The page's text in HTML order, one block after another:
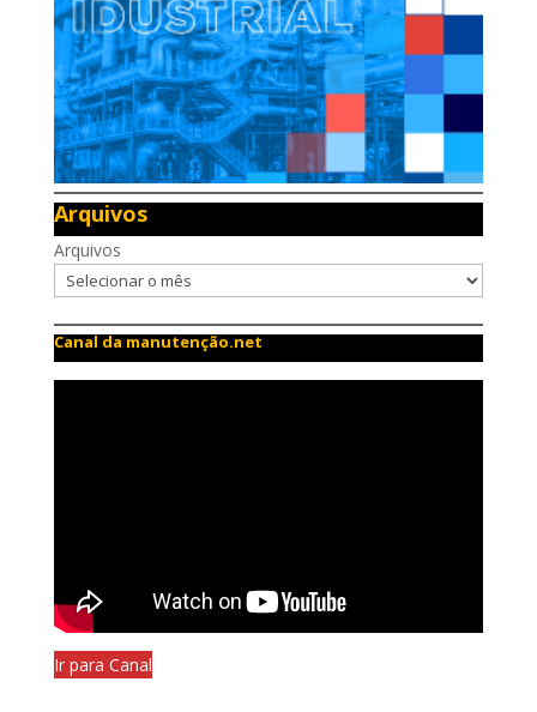
Arquivos
Arquivos
Canal da manutenção.net
Ir para Canal